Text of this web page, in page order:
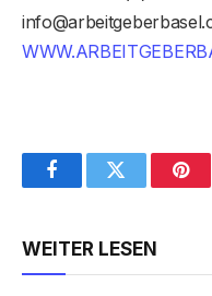
FacebookTwitter
WEITER LESEN